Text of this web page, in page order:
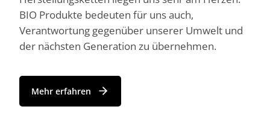
BIO Produkte bedeuten für uns auch,
Verantwortung gegenüber unserer Umwelt und
der nächsten Generation zu übernehmen.
Mehr erfahren